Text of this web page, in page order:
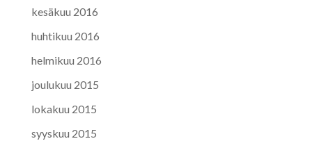
kesäkuu 2016
huhtikuu 2016
helmikuu 2016
joulukuu 2015
lokakuu 2015
syyskuu 2015